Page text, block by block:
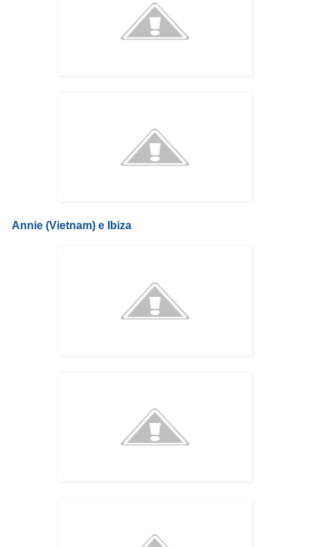
Annie (Vietnam) e Ibiza